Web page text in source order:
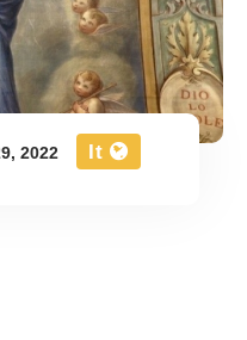
2022 It